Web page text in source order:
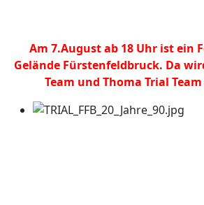
Am 7.August ab 18 Uhr ist ein
Gelände Fürstenfeldbruck. Da
Team und Thoma Trial